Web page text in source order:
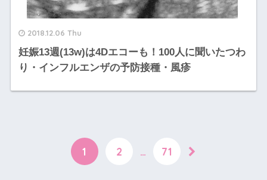
2018.12.06 Thu
妊娠13週(13w)は4Dエコーも！100人に聞いたつわ
り・インフルエンザの予防接種・風疹
1 2 … 71